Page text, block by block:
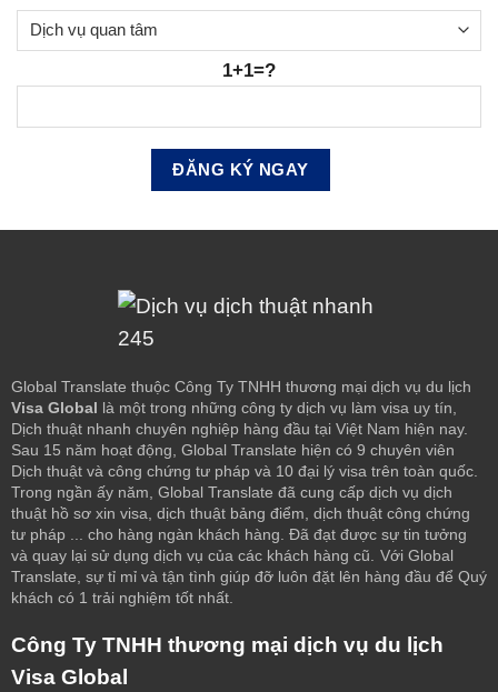
1+1=?
Global Translate thuộc Công Ty TNHH thương mại dịch vụ du lịch
Visa Global là một trong những công ty dịch vụ làm visa uy tín,
Dịch thuật nhanh chuyên nghiệp hàng đầu tại Việt Nam hiện nay.
Sau 15 năm hoạt động, Global Translate hiện có 9 chuyên viên
Dịch thuật và công chứng tư pháp và 10 đại lý visa trên toàn quốc.
Trong ngần ấy năm, Global Translate đã cung cấp dịch vụ dịch
thuật hồ sơ xin visa, dịch thuật bảng điểm, dịch thuật công chứng
tư pháp ... cho hàng ngàn khách hàng. Đã đạt được sự tin tưởng
và quay lại sử dụng dịch vụ của các khách hàng cũ.
Với Global
Translate, sự tỉ mỉ và tận tình giúp đỡ luôn đặt lên hàng đầu để Quý
khách có 1 trải nghiệm tốt nhất.
Công Ty TNHH thương mại dịch vụ du lịch
Visa Global